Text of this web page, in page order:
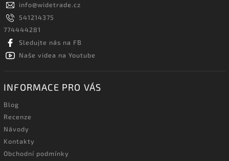
info@widetrade.cz
541214375
774444281
Sledujte nás na FB
Naše videa na Youtube
INFORMACE PRO VÁS
Blog
Recenze
Návody
Kontakty
Obchodní podmínky